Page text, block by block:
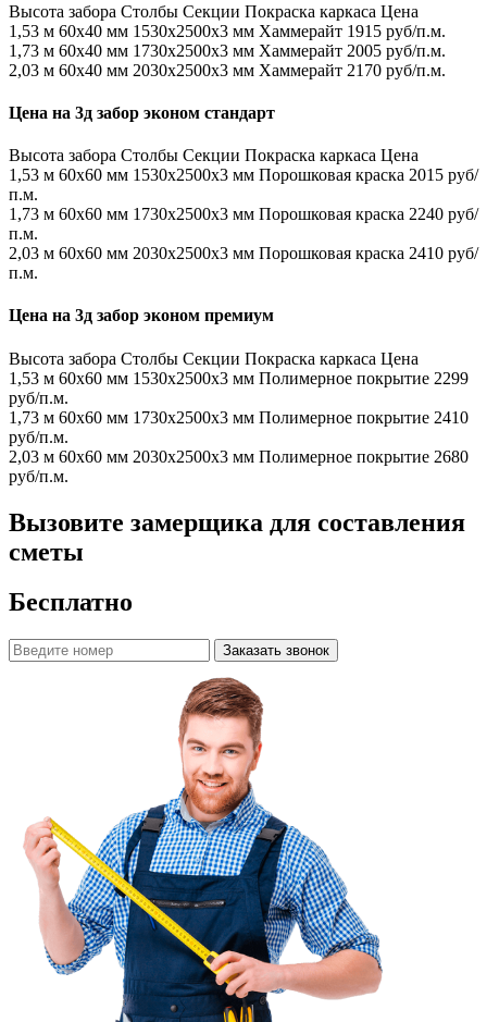
Высота забора Столбы Секции Покраска каркаса Цена
1,53 м 60х40 мм 1530x2500x3 мм Хаммерайт 1915 руб/п.м.
1,73 м 60х40 мм 1730x2500x3 мм Хаммерайт 2005 руб/п.м.
2,03 м 60х40 мм 2030x2500x3 мм Хаммерайт 2170 руб/п.м.
Цена на 3д забор эконом стандарт
Высота забора Столбы Секции Покраска каркаса Цена
1,53 м 60х60 мм 1530x2500x3 мм Порошковая краска 2015 руб/
п.м.
1,73 м 60х60 мм 1730x2500x3 мм Порошковая краска 2240 руб/
п.м.
2,03 м 60х60 мм 2030x2500x3 мм Порошковая краска 2410 руб/
п.м.
Цена на 3д забор эконом премиум
Высота забора Столбы Секции Покраска каркаса Цена
1,53 м 60х60 мм 1530x2500x3 мм Полимерное покрытие 2299
руб/п.м.
1,73 м 60х60 мм 1730x2500x3 мм Полимерное покрытие 2410
руб/п.м.
2,03 м 60х60 мм 2030x2500x3 мм Полимерное покрытие 2680
руб/п.м.
Вызовите замерщика для составления
сметы
Бесплатно
Заказать звонок